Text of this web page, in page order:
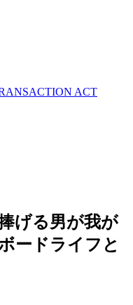
ACT
げる男が我が
ードライフと